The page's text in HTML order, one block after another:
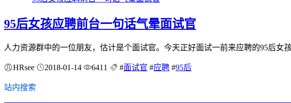
95后女孩应聘前台一句话气晕面试官
人力资源群中的一位朋友，估计是个面试官。今天正好面试一前来应聘的95后女
HRsee 2018-01-14 6411 #面试官 #应聘 #95后
站内搜索